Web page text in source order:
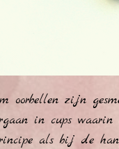
oorbellen zijn
in cups
als bij de